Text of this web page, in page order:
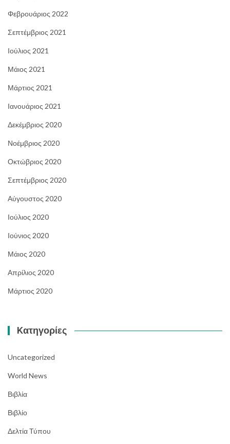
Φεβρουάριος 2022
Σεπτέμβριος 2021
Ιούλιος 2021
Μάιος 2021
Μάρτιος 2021
Ιανουάριος 2021
Δεκέμβριος 2020
Νοέμβριος 2020
Οκτώβριος 2020
Σεπτέμβριος 2020
Αύγουστος 2020
Ιούλιος 2020
Ιούνιος 2020
Μάιος 2020
Απρίλιος 2020
Μάρτιος 2020
Kατηγορίες
Uncategorized
World News
Βιβλία
Βιβλίο
Δελτία Τύπου